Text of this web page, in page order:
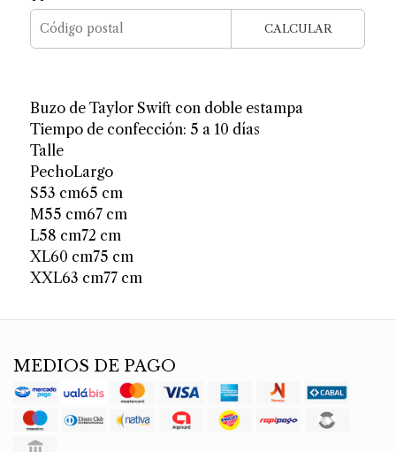
CALCULAR
Buzo de Taylor Swift con doble estampa
Tiempo de confección: 5 a 10 días
Talle
PechoLargo
S53 cm65 cm
M55 cm67 cm
L58 cm72 cm
XL60 cm75 cm
XXL63 cm77 cm
MEDIOS DE PAGO